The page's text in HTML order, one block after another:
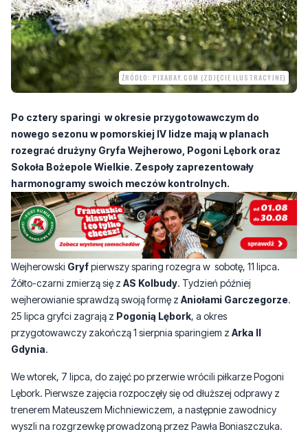
ŹRÓDŁO: PIXABAY.COM (ZDJĘCIE ILUSTRACYJNE)
Po cztery sparingi w okresie przygotowawczym do
nowego sezonu w pomorskiej IV lidze mają w planach
Sokoła Bożepole Wielkie. Zespoły zaprezentowały
harmonogramy swoich meczów kontrolnych.
Wejherowski Gryfpierwszy sparing rozegra w sobotę, 11 lipca.
Żółto-czarni zmierzą się zAS Kolbudy. Tydzień później
wejherowianie sprawdzą swoją formę zAniołami Garczegorze
25 lipca gryfci zagrają zPogonią Lębork, a okres
przygotowawczy zakończą 1 sierpnia sparingiem zArka II
Gdynia.
We wtorek, 7 lipca, do zajęć po przerwie wrócili piłkarze Pogoni
Lębork. Pierwsze zajęcia rozpoczęły się od dłuższej odprawy z
wyszli na rozgrzewkę prowadzoną przez Pawła Boniaszczuka.
—
Dzisiaj trening będzie troszkę krótszy, wprowadzający, a od jutra
zaczynamy na 100 proc. ciężką pracę.
Drużyna jest już w miarę